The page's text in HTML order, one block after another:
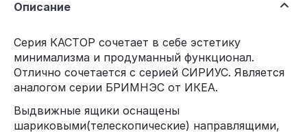
Описание
Серия КАСТОР сочетает в себе эстетику
минимализма и продуманный функционал.
Отлично сочетается с серией СИРИУС. Является
аналогом серии БРИМНЭС от ИКЕА.
Выдвижные ящики оснащены
шариковыми(телескопические) направлящими,